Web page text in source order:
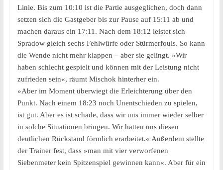
Linie. Bis zum 10:10 ist die Partie ausgeglichen, doch dann
setzen sich die Gastgeber bis zur Pause auf 15:11 ab und
machen daraus ein 17:11. Nach dem 18:12 leistet sich
Spradow gleich sechs Fehlwürfe oder Stürmerfouls. So kann
die Wende nicht mehr klappen – aber sie gelingt. »Wir
haben schlecht gespielt und können mit der Leistung nicht
zufrieden sein«, räumt Mischok hinterher ein.
»Aber im Moment überwiegt die Erleichterung über den
Punkt. Nach einem 18:23 noch Unentschieden zu spielen,
ist gut. Aber es ist schade, dass wir uns immer wieder selber
in solche Situationen bringen. Wir hatten uns diesen
deutlichen Rückstand förmlich erarbeitet.« Außerdem stellte
der Trainer fest, dass »man mit vier verworfenen
Siebenmeter kein Spitzenspiel gewinnen kann«. Aber für ein